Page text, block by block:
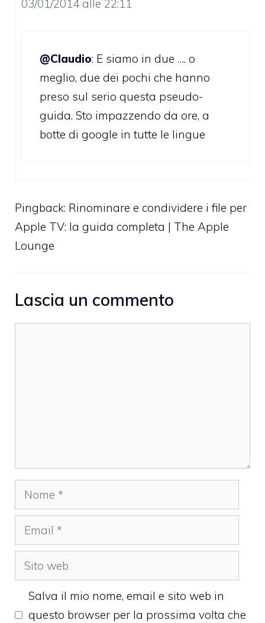
03/01/2014 alle 22:11
@Claudio: E siamo in due …. o
meglio, due dei pochi che hanno
preso sul serio questa pseudo-
guida. Sto impazzendo da ore, a
botte di google in tutte le lingue
Pingback: Rinominare e condividere i file per
Apple TV: la guida completa | The Apple
Lounge
Lascia un commento
Nome
Email
Sito
web
Salva il mio nome, email e sito web in
questo browser per la prossima volta che